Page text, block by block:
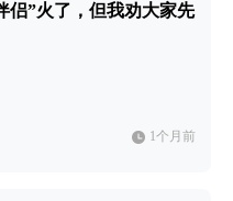
侣”火了，但我劝大家先
1个月前